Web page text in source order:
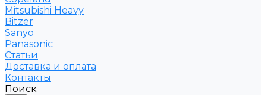
Mitsubishi Heavy
Bitzer
Sanyo
Рanasonic
Статьи
Доставка и оплата
Контакты
Поиск